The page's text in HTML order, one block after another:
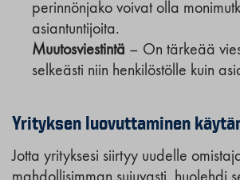
perinnönjako voivat olla
asiantuntijoita.
Muutosviestintä – On tärkeää
selkeästi niin henkilöstölle kuin
Yrityksen luovuttaminen
Jotta yrityksesi siirtyy uudelle